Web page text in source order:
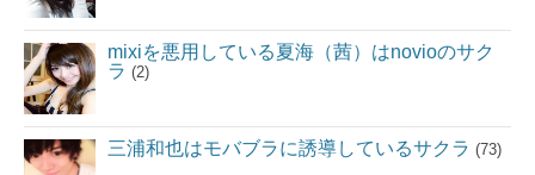
mixiを悪用している夏海（茜）はnovioのサク
ラ (2)
三浦和也はモバブラに誘導しているサクラ (73)